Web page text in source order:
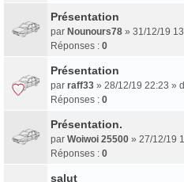
Présentation
par Nounours78 » 31/12/19
Réponses : 0
Présentation
par raff33 » 28/12/19 22:23 »
Réponses : 0
Présentation.
par Woiwoi 25500 » 27/12/19
Réponses : 0
salut